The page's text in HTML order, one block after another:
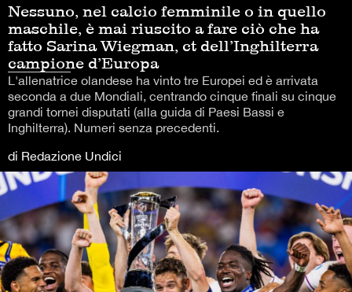
Nessuno, nel calcio femminile o in quello
maschile, è mai riuscito a fare ciò che ha
fatto Sarina Wiegman, ct dell’Inghilterra
campione d’Europa
L'allenatrice olandese ha vinto tre Europei ed è arrivata
seconda a due Mondiali, centrando cinque finali su cinque
grandi tornei disputati (alla guida di Paesi Bassi e
Inghilterra). Numeri senza precedenti.
di Redazione Undici